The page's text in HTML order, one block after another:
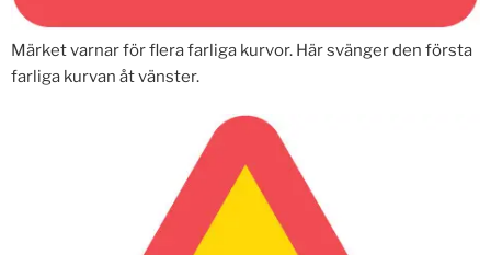
Märket varnar för flera farliga kurvor. Här svänger den första
farliga kurvan åt vänster.